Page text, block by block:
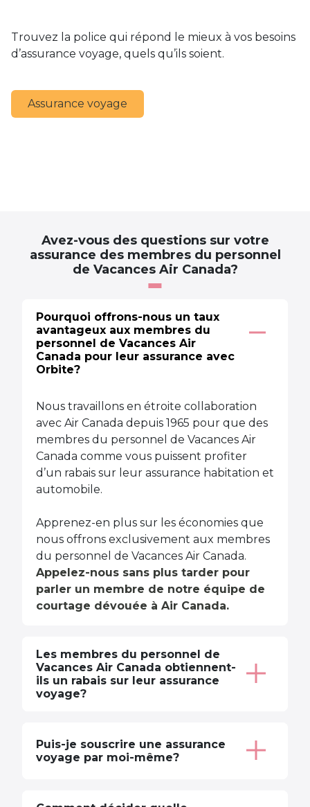
Trouvez la police qui répond le mieux à vos besoins
d’assurance voyage, quels qu’ils soient.
Assurance voyage
Avez-vous des questions sur votre
assurance des membres du personnel
de Vacances Air Canada?
Pourquoi offrons-nous un taux
avantageux aux membres du
personnel de Vacances Air
Canada pour leur assurance avec
Orbite?
Nous travaillons en étroite collaboration
avec Air Canada depuis 1965 pour que des
membres du personnel de Vacances Air
Canada comme vous puissent profiter
d’un rabais sur leur assurance habitation et
automobile.
Apprenez-en plus sur les économies que
nous offrons exclusivement aux membres
du personnel de Vacances Air Canada.
Appelez-nous sans plus tarder pour
parler un membre de notre équipe de
courtage dévouée à Air Canada.
Les membres du personnel de
Vacances Air Canada obtiennent-
ils un rabais sur leur assurance
voyage?
Puis-je souscrire une assurance
voyage par moi-même?